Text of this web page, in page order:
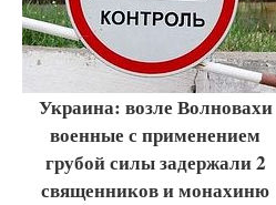
Украина: возле Волновахи
военные с применением
грубой силы задержали 2
священников и монахиню